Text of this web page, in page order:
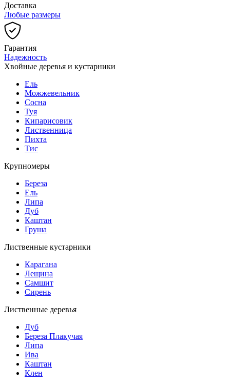
Доставка
Любые размеры
Гарантия
Надежность
Хвойные деревья и кустарники
Ель
Можжевельник
Сосна
Туя
Кипарисовик
Лиственница
Пихта
Тис
Крупномеры
Береза
Ель
Липа
Дуб
Каштан
Груша
Лиственные кустарники
Карагана
Лещина
Самшит
Сирень
Лиственные деревья
Дуб
Береза Плакучая
Липа
Ива
Каштан
Клен